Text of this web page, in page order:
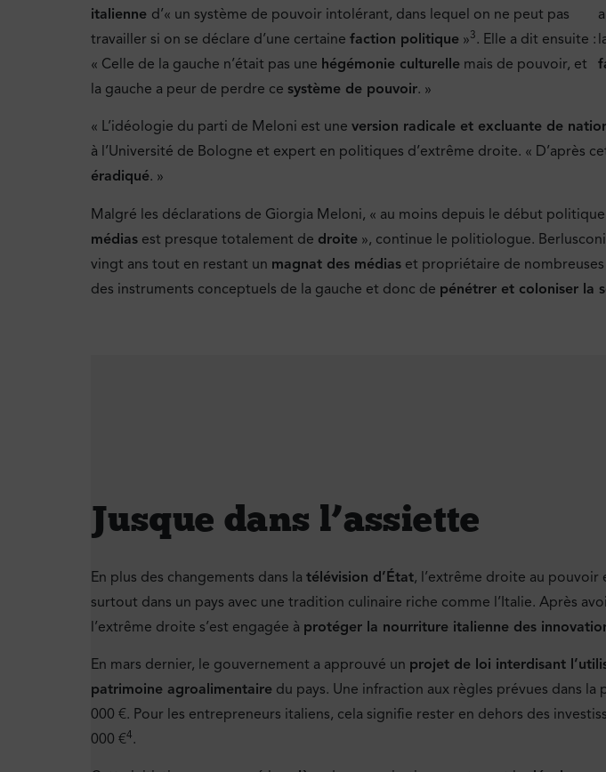
italienne d’« un système de pouvoir intolérant, dans lequel on ne peut pas
travailler si on se déclare d’une certaine faction politique »3. Elle a dit ensuite :
« Celle de la gauche n’était pas une hégémonie culturelle mais de pouvoir, et
la gauche a peur de perdre ce système de pouvoir. »
« L’idéologie du parti de Meloni est une version radicale et excluante de
à l’Université de Bologne et expert en politiques d’extrême droite. « D’après
éradiqué. »
Malgré les déclarations de Giorgia Meloni, « au moins depuis le début
médias est presque totalement de droite », continue le politiologue.
vingt ans tout en restant un magnat des médias et propriétaire de nombreuses
des instruments conceptuels de la gauche et donc de pénétrer et coloniser la
Jusque dans l’assiette
En plus des changements dans la télévision d’État, l’extrême droite au pouvoir
surtout dans un pays avec une tradition culinaire riche comme l’Italie. Après
l’extrême droite s’est engagée à protéger la nourriture italienne des
En mars dernier, le gouvernement a approuvé un projet de loi interdisant
patrimoine agroalimentaire du pays. Une infraction aux règles prévues dans
000 €. Pour les entrepreneurs italiens, cela signifie rester en dehors des
000 €4.